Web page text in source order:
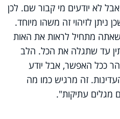
לא יודעים מי קבור שם. לכן
לזיהוי זה משהו מיוחד.
מתחיל לראות את האות
עד שתגלה את הכל. הלב
ככל האפשר, אבל יודע
זה מרגיש כמו מה
מגלים עתיקות".